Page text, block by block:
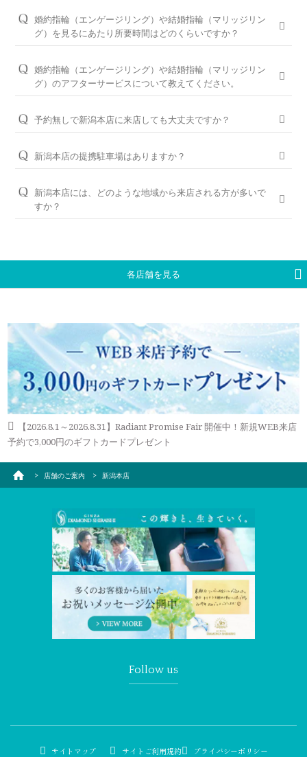
結婚指輪の閲覧人気ランキングはこちら
お客様に寄り添い続けてきた銀座ダイヤモンドシライシだから
こそ、骨格×指輪診断で似合うと好きを同時に叶えるパーフェ
クトフィットカウンセリングもございます。銀座ダイヤモンド
ートさせていただきますのでご安心ください。
パーフェクトフィットカウンセリングは全店でお受けできます
パーフェクトフィットカウンセリングと銀座ダイヤモンド
ステムのため、ご注文いただいてから概ね1か月～2ヶ月程いた
だいております。婚約指輪をプロポーズの際に贈られる場合
は、予定日の2～3ヶ月程前、結婚指輪をご入籍や両家顔合わせ
に余裕を持ってご準備いただくと安心です。
お急ぎの場合はコンシェルジュにご相談ください。
婚約指輪（エンゲージリング）や結婚指輪（マリッジリン
グ）を見るにあたり所要時間はどのくらいですか？
案内が可能ですのでお気軽にお申し付けください。
ご来店予約はこちら
婚約指輪（エンゲージリング）や結婚指輪（マリッジリン
グ）のアフターサービスについて教えてください。
ただけるように、無期限メンテナンスを何度でもお受けできる
「永久保証サービス」を、全国の店舗にてご提供しておりま
お近くの銀座ダイヤモンドシライシの店舗へお気軽にご相談く
ださい。
＜銀座ダイヤモンドシライシの永久保証内容＞
「サイズ直し」「歪み直し」「石揺れ補修」「店頭クリーニン
グ」「再つや消し加工」「再ナノジュエリーコート加工」「レ
「新品交換（有料）」などがあります。
永久保証サービスについて
予約無しで新潟本店に来店しても大丈夫ですか？
WEBでの来店予約がおすすめです。
ジリング）・結婚指輪（マリッジリング）を試着頂いたお客様
には3,000円分のギフトカードをプレゼントしております。
お伝えいただくとスムーズにご案内が可能です。
新潟本店の提携駐車場はありますか？
場と提携しております。
※当店ご滞在時間（上限2時間）の無料駐車券発行
新潟本店には、どのような地域から来店される方が多いで
すか？
各店舗を見る
【2026.8.1～2026.8.31】Radiant Promise Fair 開催中！新規WEB来店
予約で3,000円のギフトカードプレゼント
店舗のご案内 新潟本店
Follow us
サイトマップ サイトご利用規約 プライバシーポリシー